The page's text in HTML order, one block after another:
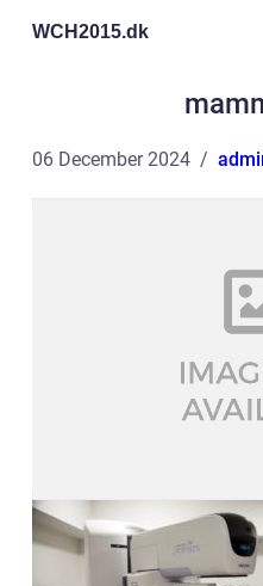
WCH2015.dk
06 December 2024